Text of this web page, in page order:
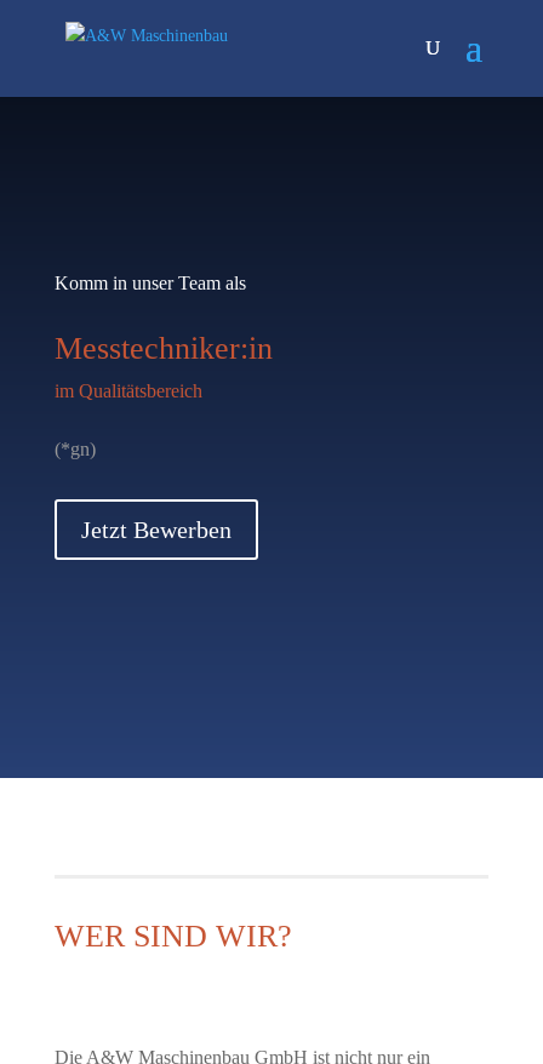
Komm in unser Team als
Messtechniker:in
im Qualitätsbereich
(*gn)
Jetzt Bewerben
WER SIND WIR?
Die A&W Maschinenbau GmbH ist nicht nur ein